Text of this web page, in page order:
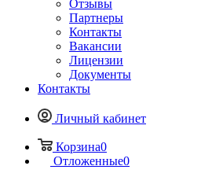
Отзывы
Партнеры
Контакты
Вакансии
Лицензии
Документы
Контакты
Личный кабинет
Корзина0
Отложенные0